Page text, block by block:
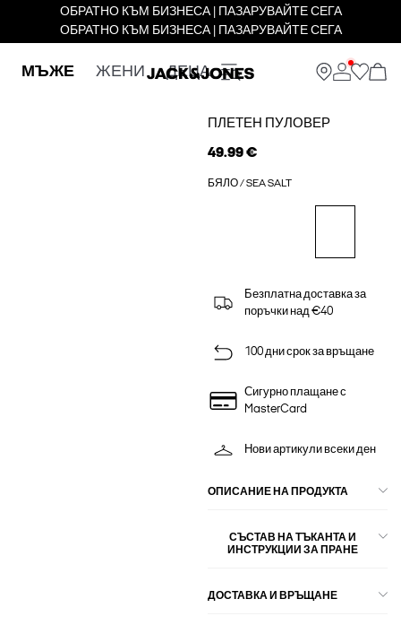
ОБРАТНО КЪМ БИЗНЕСА | ПАЗАРУВАЙТЕ СЕГА
ОБРАТНО КЪМ БИЗНЕСА | ПАЗАРУВАЙТЕ СЕГА
МЪЖЕ ЖЕНИ ДЕЦА
ПЛЕТЕН ПУЛОВЕР
49.99 €
БЯЛО / SEA SALT
Безплатна доставка за
поръчки над €40
100 дни срок за връщане
Сигурно плащане с
MasterCard
Нови артикули всеки ден
ОПИСАНИЕ НА ПРОДУКТА
СЪСТАВ НА ТЪКАНТА И
ИНСТРУКЦИИ ЗА ПРАНЕ
ДОСТАВКА И ВРЪЩАНЕ